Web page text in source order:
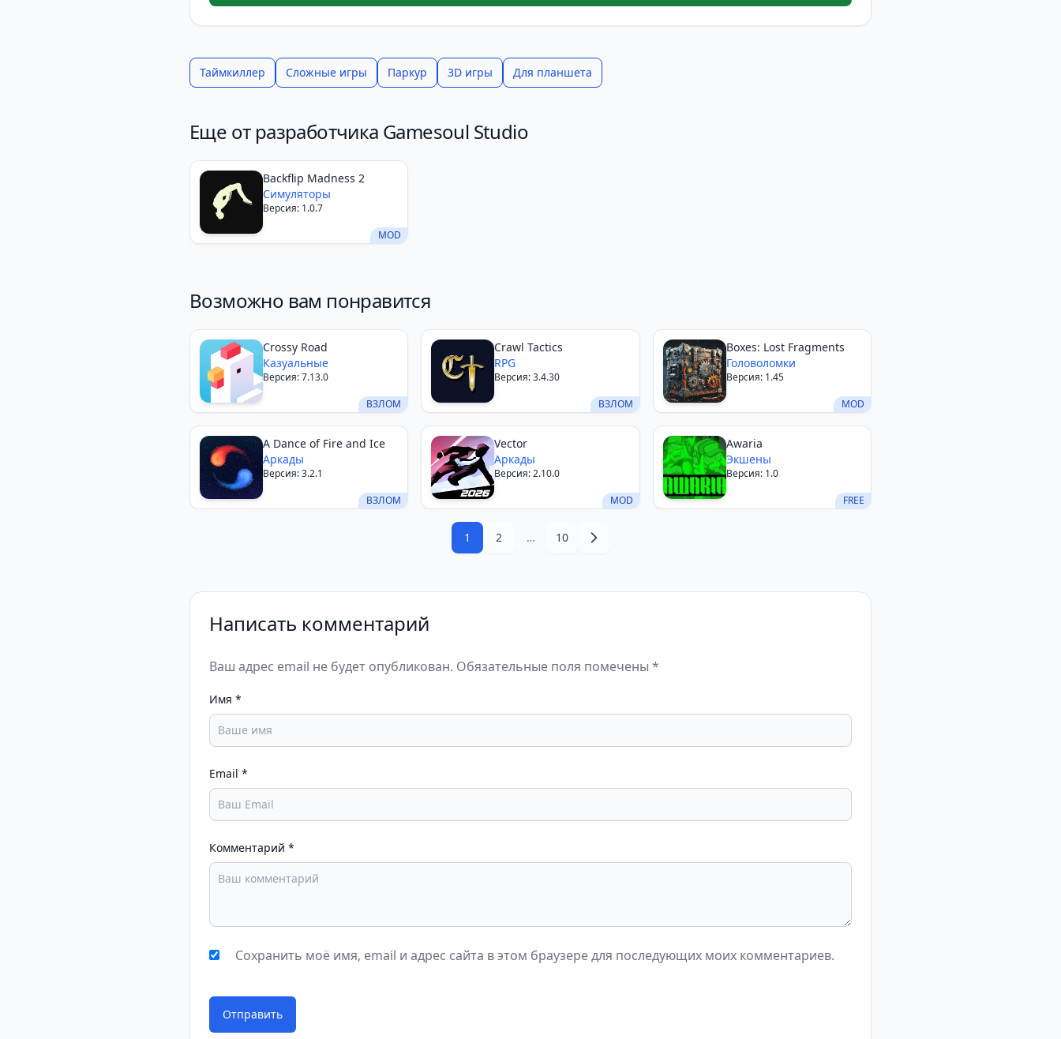
Таймкиллер Сложные игры Паркур 3D игры Для планшета
Еще от разработчика Gamesoul Studio
MOD
Backflip Madness 2
Симуляторы
Версия: 1.0.7
Возможно вам понравится
ВЗЛОМ
Crossy Road
Казуальные
Версия: 7.13.0
ВЗЛОМ
Crawl Tactics
RPG
Версия: 3.4.30
MOD
Boxes: Lost Fragments
Головоломки
Версия: 1.45
ВЗЛОМ
A Dance of Fire and Ice
Аркады
Версия: 3.2.1
MOD
Vector
Аркады
Версия: 2.10.0
FREE
Awaria
Экшены
Версия: 1.0
1 2 … 10
Написать комментарий
Ваш адрес email не будет опубликован. Обязательные поля помечены *
Имя *
Email *
Комментарий *
Сохранить моё имя, email и адрес сайта в этом браузере для последующих моих комментариев.
Отправить